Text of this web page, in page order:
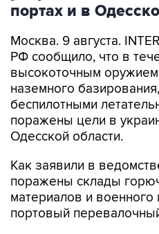
портах и в
Москва. 9 августа.
РФ сообщило, что в
высокоточным
наземного
беспилотными
поражены цели в
Одесской области.
Как заявили в
поражены склады
материалов и
портовый